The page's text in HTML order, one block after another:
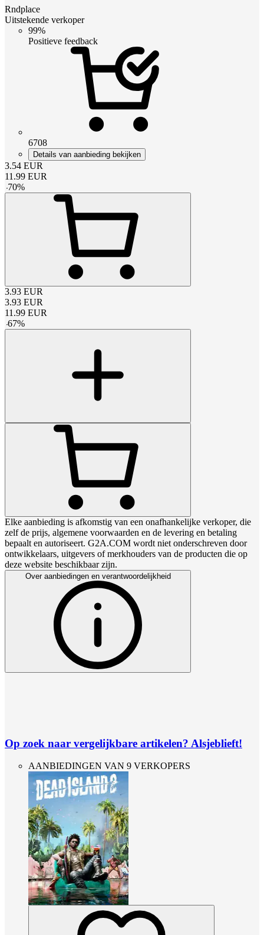
Rndplace
Uitstekende verkoper
99%
Positieve feedback
6708
Details van aanbieding bekijken
3.54 EUR
11.99 EUR
-70%
3.93 EUR
3.93 EUR
11.99 EUR
-67%
Elke aanbieding is afkomstig van een onafhankelijke verkoper, die
zelf de prijs, algemene voorwaarden en de levering en betaling
bepaalt en autoriseert. G2A.COM wordt niet onderschreven door
ontwikkelaars, uitgevers of merkhouders van de producten die op
deze website beschikbaar zijn.
Over aanbiedingen en verantwoordelijkheid
Op zoek naar vergelijkbare artikelen? Alsjeblieft!
AANBIEDINGEN VAN 9 VERKOPERS